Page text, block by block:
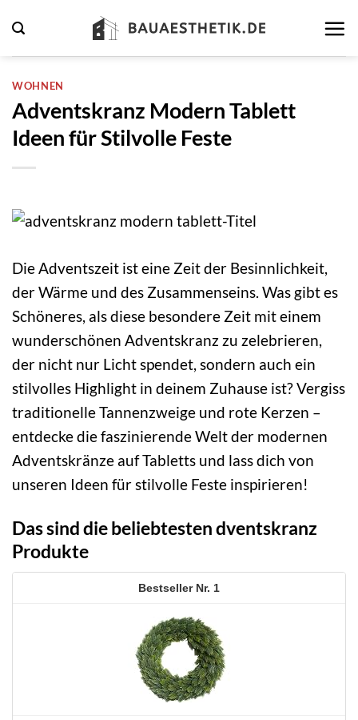
Inhalt
springen
WOHNEN
Adventskranz Modern Tablett
Ideen für Stilvolle Feste
Die Adventszeit ist eine Zeit der Besinnlichkeit,
der Wärme und des Zusammenseins. Was gibt es
Schöneres, als diese besondere Zeit mit einem
wunderschönen Adventskranz zu zelebrieren,
der nicht nur Licht spendet, sondern auch ein
stilvolles Highlight in deinem Zuhause ist? Vergiss
traditionelle Tannenzweige und rote Kerzen –
entdecke die faszinierende Welt der modernen
Adventskränze auf Tabletts und lass dich von
unseren Ideen für stilvolle Feste inspirieren!
Das sind die beliebtesten dventskranz
Produkte
1